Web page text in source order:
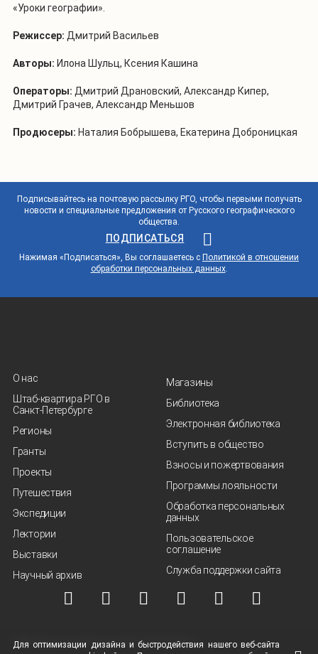
«Уроки географии».
Режиссер: Дмитрий Васильев
Авторы: Илона Шульц, Ксения Кашина
Операторы: Дмитрий Драновский, Александр Кипер,
Дмитрий Грачев, Александр Меньшов
Продюсеры: Наталия Бобрышева, Екатерина Доброницкая
Подписывайтесь на почтовую рассылку РГО, чтобы первыми получать
новости и специальные предложения от Русского географического
общества.
ПОДПИСАТЬСЯ
Нажимая «Подписаться», Вы соглашаетесь с Политикой в отношении
обработки персональных данных.
О нас
Штаб-квартира РГО в
Санкт‑Петербурге
Регионы
Гранты
Проекты
Путешествия
Экспедиции
Лектории
Выставки
Научный архив
Магазины
Библиотека
Электронная библиотека
Вступить в общество
Взносы и пожертвования
Программы лояльности
Обработка персональных
данных
Пользовательское
соглашение
Служба поддержки сайта
© ВОО "Русское географическое общество", 2013-2026 г.
Для оптимизации дизайна и быстродействия нашего веб-сайта